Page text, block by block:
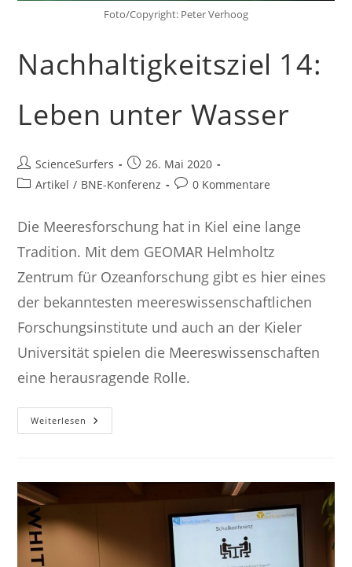
Foto/Copyright: Peter Verhoog
Nachhaltigkeitsziel 14:
Leben unter Wasser
Beitrags-
Autor:
ScienceSurfers
Beitrag
veröffentlicht:
26. Mai 2020
Beitrags-
Artikel / BNE-Konferenz
Beitrags-
0 Kommentare
Die Meeresforschung hat in Kiel eine lange
Tradition. Mit dem GEOMAR Helmholtz
Zentrum für Ozeanforschung gibt es hier eines
der bekanntesten meereswissenschaftlichen
Forschungsinstitute und auch an der Kieler
Universität spielen die Meereswissenschaften
eine herausragende Rolle.
Weiterlesen Nachhaltigkeitsziel
14: